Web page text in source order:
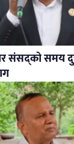
संसद्को समय